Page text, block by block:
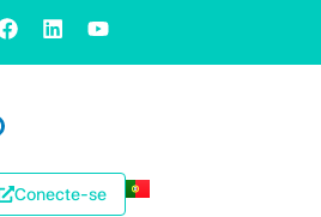
Conecte-se